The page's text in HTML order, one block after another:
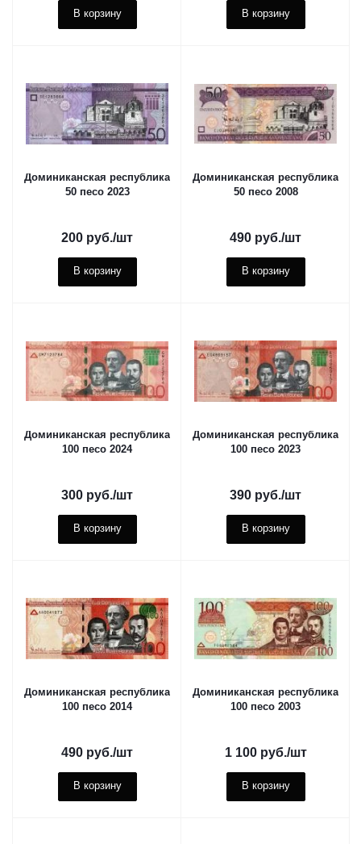
В корзину В корзину
Доминиканская республика
50 песо 2023
200 руб./шт
В корзину
Доминиканская республика
50 песо 2008
490 руб./шт
В корзину
Доминиканская республика
100 песо 2024
300 руб./шт
В корзину
Доминиканская республика
100 песо 2023
390 руб./шт
В корзину
Доминиканская республика
100 песо 2014
490 руб./шт
В корзину
Доминиканская республика
100 песо 2003
1 100руб./шт
В корзину